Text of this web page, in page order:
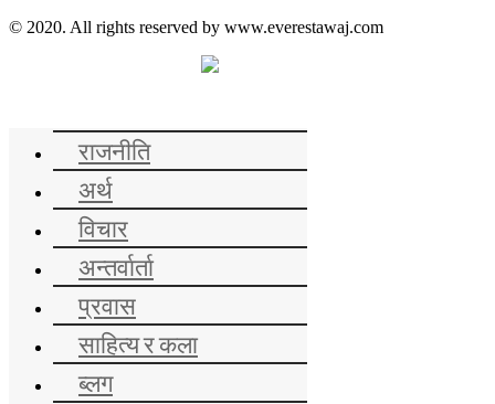
© 2020. All rights reserved by www.everestawaj.com
राजनीति
अर्थ
विचार
अन्तर्वार्ता
प्रवास
साहित्य र कला
ब्लग